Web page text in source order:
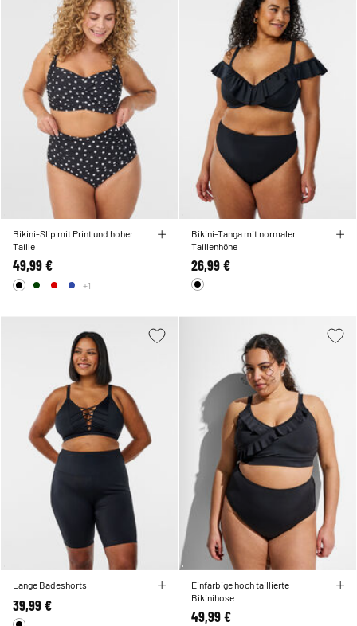
Bikini-Slip mit Print und hoher
Taille
49,99 €
+1
Bikini-Tanga mit normaler
Taillenhöhe
26,99 €
Lange Badeshorts
39,99 €
Einfarbige hoch taillierte
Bikinihose
49,99 €